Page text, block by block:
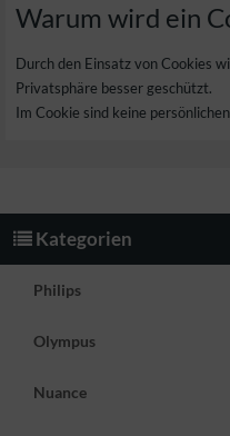
Warum wird ein
Durch den Einsatz von Cookies
Privatsphäre besser geschützt.
Im Cookie sind keine
Kategorien
Philips
Olympus
Nuance